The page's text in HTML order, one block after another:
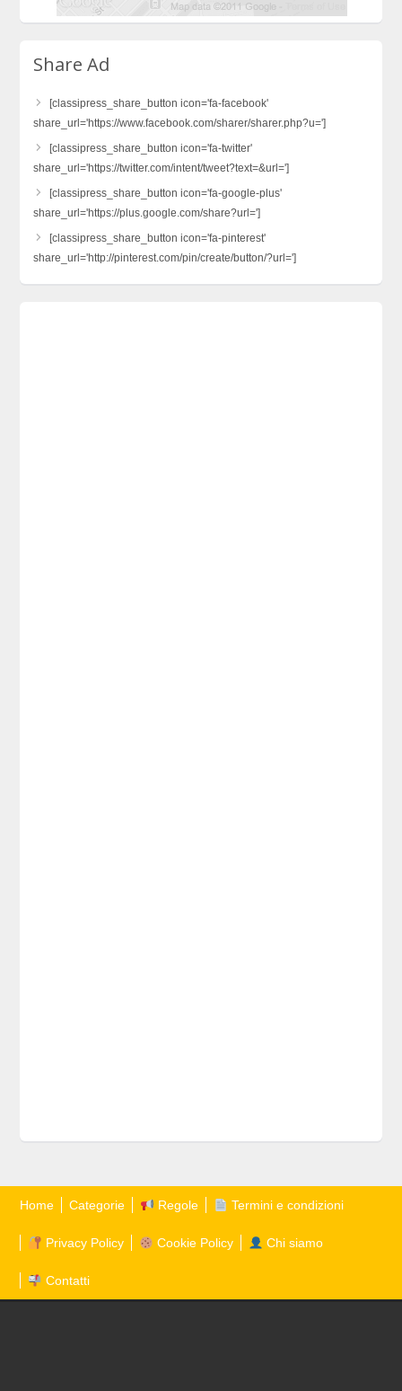
Share Ad
[classipress_share_button icon='fa-facebook'
share_url='https://www.facebook.com/sharer/sharer.php?u=']
[classipress_share_button icon='fa-twitter'
share_url='https://twitter.com/intent/tweet?text=&url=']
[classipress_share_button icon='fa-google-plus'
share_url='https://plus.google.com/share?url=']
[classipress_share_button icon='fa-pinterest'
share_url='http://pinterest.com/pin/create/button/?url=']
Home Categorie Regole Termini e condizioni
Privacy Policy Cookie Policy Chi siamo
Contatti